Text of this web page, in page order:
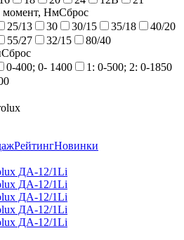
момент, НмСброс
25/13 30 30/15 35/18
40/20
55/27 32/15
80/40
Сброс
0-400; 0- 1400
1: 0-500; 2: 0-1850
РейтингНовинки